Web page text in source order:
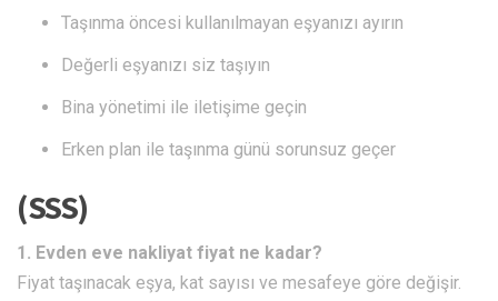
Taşınma öncesi kullanılmayan eşyanızı ayırın
Değerli eşyanızı siz taşıyın
Bina yönetimi ile iletişime geçin
Erken plan ile taşınma günü sorunsuz geçer
(SSS)
1. Evden eve nakliyat fiyat ne kadar?
Fiyat taşınacak eşya, kat sayısı ve mesafeye göre değişir.